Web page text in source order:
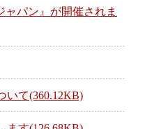
パン』が開催されま
いて(360.12KB)